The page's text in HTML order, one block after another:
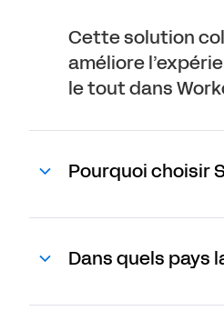
Cette solution
améliore
le tout dans
Pourquoi choisir
Dans quels pays